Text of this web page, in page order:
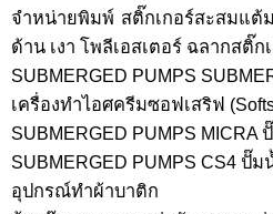
จำหน่ายพิมพ์ สติ๊กเกอร์สะสมแต้
ด้าน เงา โพลีเอสเตอร์ ฉลากสติ๊
SUBMERGED PUMPS
เครื่องทำไอศครีมซอฟเสริฟ
SUBMERGED PUMPS
SUBMERGED PUMPS CS4 ปั๊
อุปกรณ์ทำผ้าบาติก